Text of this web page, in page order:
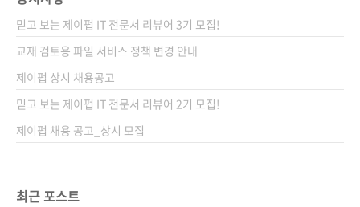
믿고 보는 제이펍 IT 전문서 리뷰어 3기 모집!
교재 검토용 파일 서비스 정책 변경 안내
제이펍 상시 채용공고
믿고 보는 제이펍 IT 전문서 리뷰어 2기 모집!
제이펍 채용 공고_상시 모집
최근 포스트